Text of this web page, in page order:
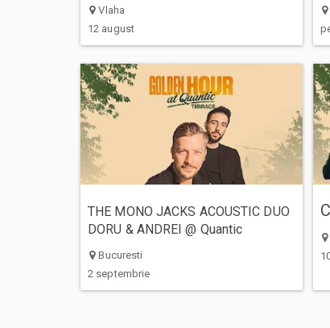
Vlaha
12 august
THE MONO JACKS ACOUSTIC DUO
DORU & ANDREI @ Quantic
Bucuresti
2 septembrie